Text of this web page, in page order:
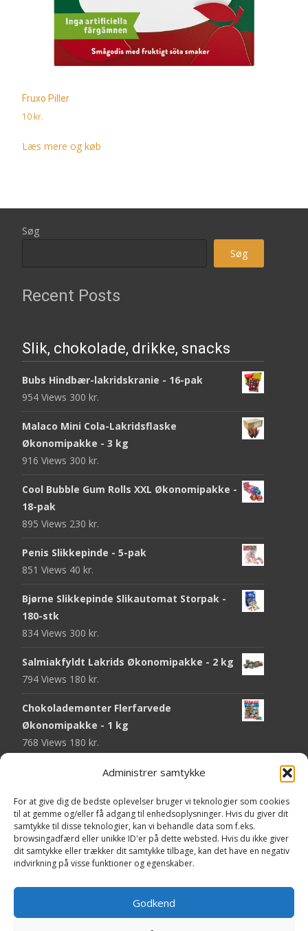
Administrer samtykke
For at give dig de bedste oplevelser bruger vi teknologier som cookies
til at gemme og/eller få adgang til enhedsoplysninger. Hvis du giver dit
samtykke til disse teknologier, kan vi behandle data som f.eks.
browsingadfærd eller unikke ID'er på dette websted. Hvis du ikke giver
dit samtykke eller trækker dit samtykke tilbage, kan det have en negativ
indvirkning på visse funktioner og egenskaber.
Godkend
Fruxo Piller
10 kr.
Læs mere og køb
Søg
Søg
Recent Posts
Slik, chokolade, drikke, snacks
Bubs Hindbær-lakridskranie - 16-pak
954 Views 300 kr.
Malaco Mini Cola-Lakridsflaske
Økonomipakke - 3 kg
916 Views 300 kr.
Cool Bubble Gum Rolls XXL Økonomipakke -
18-pak
895 Views 230 kr.
Penis Slikkepinde - 5-pak
851 Views 40 kr.
Bjørne Slikkepinde Slikautomat Storpak -
180-stk
834 Views 300 kr.
Salmiakfyldt Lakrids Økonomipakke - 2 kg
794 Views 180 kr.
Chokolademønter Flerfarvede
Økonomipakke - 1 kg
768 Views 180 kr.
Malaco Stjerner Lakrids - 92 gram
Pringles Hot & Spicy - 165 gram
743 Views40 kr.
Fini Krudttønder Tyggegummi